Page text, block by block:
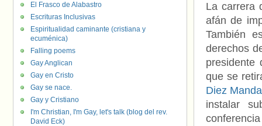
La carrera
afán de
También
derechos
presidente
que se
Diez
instalar
El Frasco de Alabastro
Escrituras Inclusivas
Espiritualidad caminante (cristiana y
ecuménica)
Falling poems
Gay Anglican
Gay en Cristo
Gay se nace.
Gay y Cristiano
I'm Christian, I'm Gay, let's talk (blog del rev.
David Eck)